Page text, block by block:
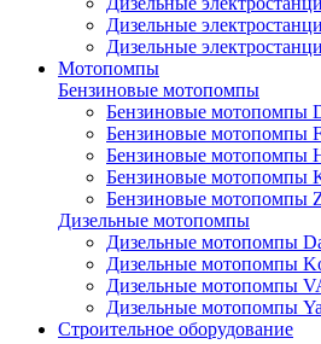
Дизельные
Дизельные
Мотопомпы
Бензиновые мотопомпы
Бензиновые мотопомпы
Бензиновые мотопомпы
Бензиновые мотопомпы
Бензиновые мотопомпы
Бензиновые мотопомпы
Дизельные мотопомпы
Дизельные мотопомпы
Дизельные мотопомпы
Дизельные мотопомпы
Дизельные мотопомпы
Строительное оборудование